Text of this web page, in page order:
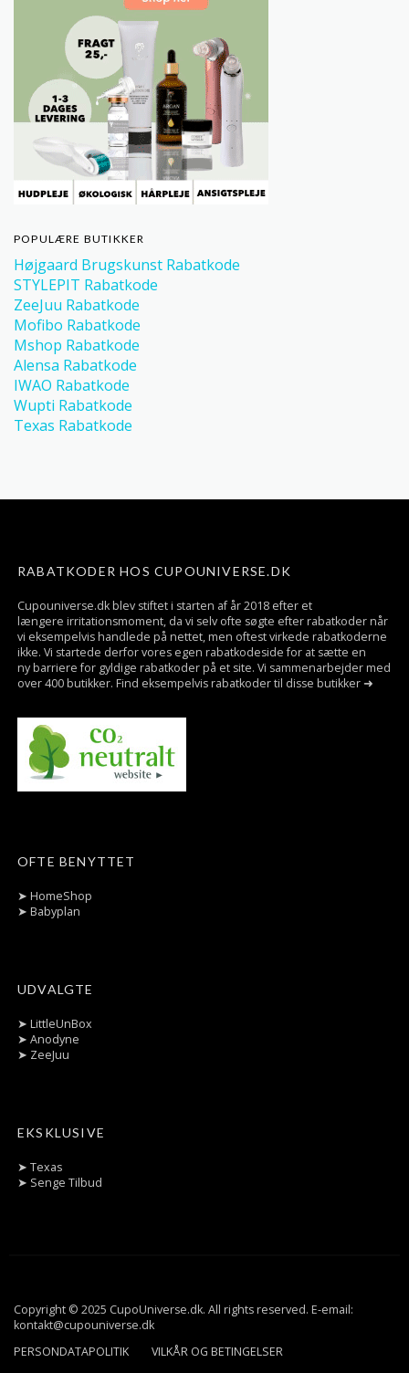
POPULÆRE BUTIKKER
Højgaard Brugskunst Rabatkode
STYLEPIT Rabatkode
ZeeJuu Rabatkode
Mofibo Rabatkode
Mshop Rabatkode
Alensa Rabatkode
IWAO Rabatkode
Wupti Rabatkode
Texas Rabatkode
RABATKODER HOS CUPOUNIVERSE.DK
Cupouniverse.dk blev stiftet i starten af år 2018 efter et
længere irritationsmoment, da vi selv ofte søgte efter rabatkoder når
vi eksempelvis handlede på nettet, men oftest virkede rabatkoderne
ikke. Vi startede derfor vores egen rabatkodeside for at sætte en
ny barriere for gyldige rabatkoder på et site. Vi sammenarbejder med
over 400 butikker. Find eksempelvis rabatkoder til disse butikker ➜
OFTE BENYTTET
➤ HomeShop
➤ Babyplan
UDVALGTE
➤ LittleUnBox
➤ Anodyne
➤ ZeeJuu
EKSKLUSIVE
➤ Texas
➤ Senge Tilbud
Copyright © 2025 CupoUniverse.dk. All rights reserved. E-email:
kontakt@cupouniverse.dk
PERSONDATAPOLITIK
VILKÅR OG BETINGELSER